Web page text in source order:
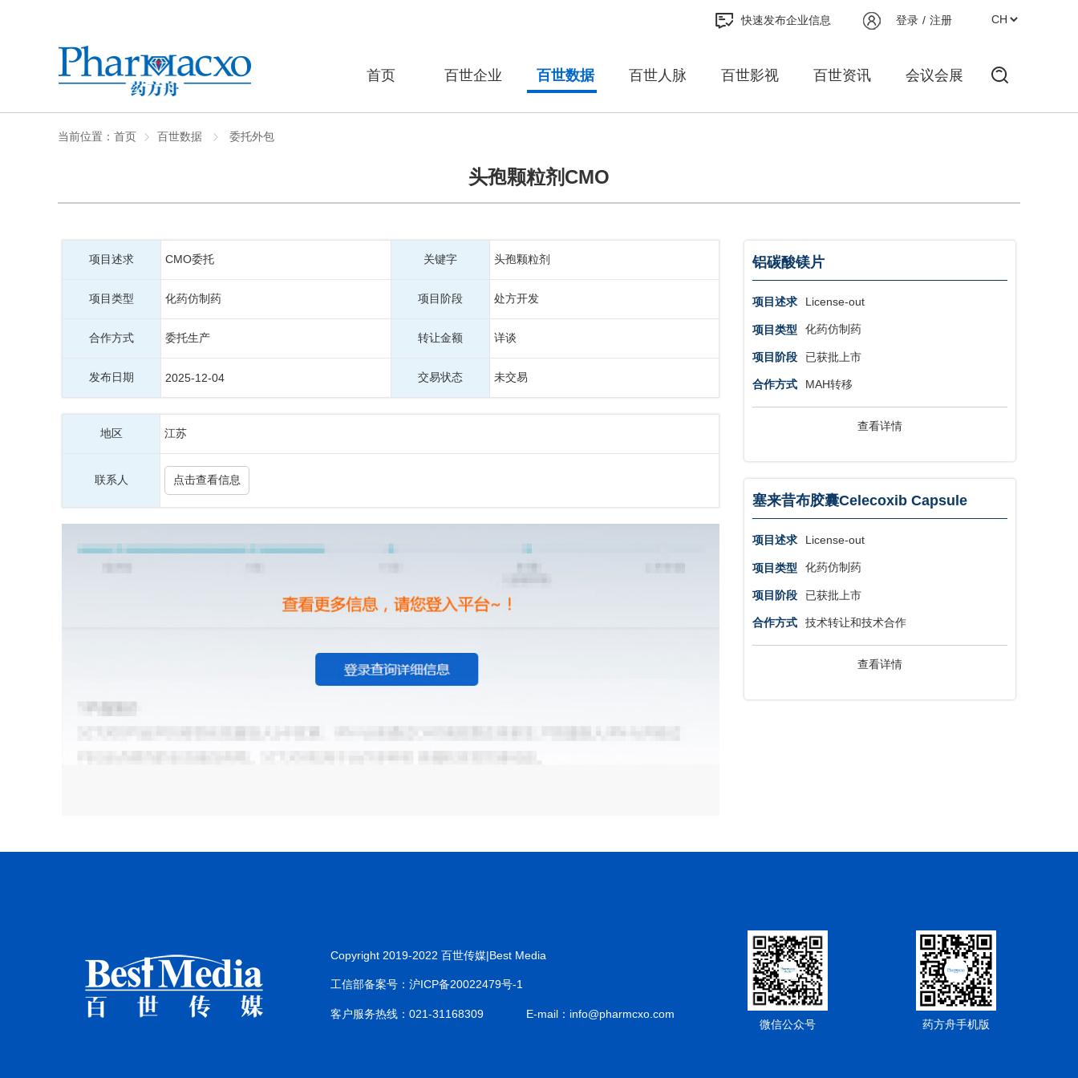
登录 / 注册
快速发布企业信息
首页 百世企业 百世数据 百世人脉 百世影视 百世资讯 会议会展
当前位置： 首页 百世数据 委托外包
头孢颗粒剂CMO
项目述求 CMO委托 关键字 头孢颗粒剂
项目类型 化药仿制药 项目阶段 处方开发
合作方式 委托生产 转让金额 详谈
发布日期 2025-12-04 交易状态 未交易
地区 江苏
联系人 点击查看信息
铝碳酸镁片
项目述求 License-out
项目类型 化药仿制药
项目阶段 已获批上市
合作方式 MAH转移
查看详情
塞来昔布胶囊Celecoxib Capsule
项目述求 License-out
项目类型 化药仿制药
项目阶段 已获批上市
合作方式 技术转让和技术合作
查看详情
Copyright 2019-2022 百世传媒|Best Media
工信部备案号：沪ICP备20022479号-1
客户服务热线：021-31168309
E-mail：info@pharmcxo.com
微信公众号
药方舟手机版